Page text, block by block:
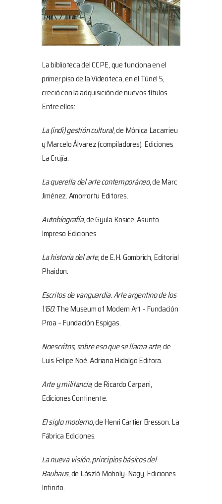
La biblioteca del CCPE, que funciona en el
primer piso de la Videoteca, en el Túnel 5,
creció con la adquisición de nuevos títulos.
Entre ellos:
La (indi) gestión cultural, de Mónica Lacarrieu
y Marcelo Álvarez (compiladores). Ediciones
La Crujía.
La querella del arte contemporáneo, de Marc
Jiménez. Amorrortu Editores.
Autobiografía, de Gyula Kosice, Asunto
Impreso Ediciones.
La historia del arte, de E.H. Gombrich, Editorial
Phaidon.
Escritos de vanguardia. Arte argentino de los
\’60. The Museum of Modern Art – Fundación
Proa – Fundación Espigas.
Noescritos, sobre eso que se llama arte, de
Luis Felipe Noé. Adriana Hidalgo Editora.
Arte y militancia, de Ricardo Carpani,
Ediciones Continente.
El siglo moderno, de Henri Cartier Bresson. La
Fábrica Ediciones.
La nueva visión, principios básicos del
Bauhaus, de László Moholy–Nagy, Ediciones
Infinito.